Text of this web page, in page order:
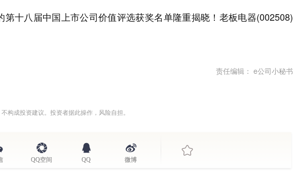
第十八届中国上市公司价值评选获奖名单隆重揭晓！老板电器(002508)
责任编辑： e公司小秘书
构成投资建议。投资者据此操作，风险自担。
QQ空间 QQ 微博